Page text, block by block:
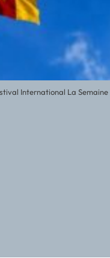
International La